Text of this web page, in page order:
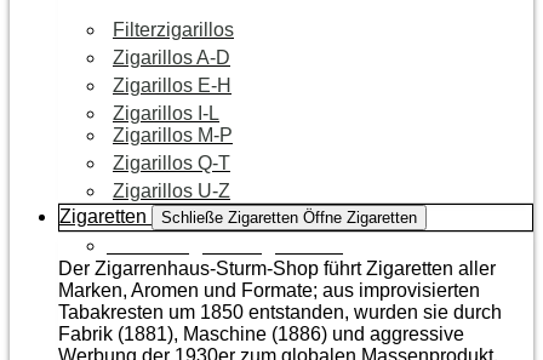
Filterzigarillos
Zigarillos A-D
Zigarillos E-H
Zigarillos I-L
Zigarillos M-P
Zigarillos Q-T
Zigarillos U-Z
Zigaretten
Schließe Zigaretten Öffne Zigaretten
Der Zigarrenhaus-Sturm-Shop führt Zigaretten aller
Marken, Aromen und Formate; aus improvisierten
Tabakresten um 1850 entstanden, wurden sie durch
Fabrik (1881), Maschine (1886) und aggressive
Werbung der 1930er zum globalen Massenprodukt.